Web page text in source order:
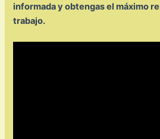
informada y obtengas el máximo
trabajo.